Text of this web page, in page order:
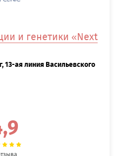
и генетики «Next
13-ая линия Васильевского